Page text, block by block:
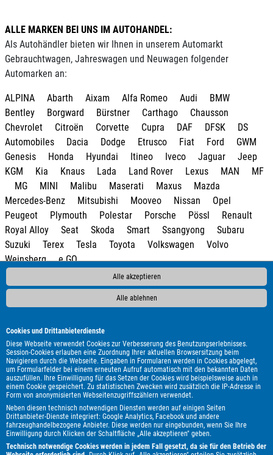
Alle akzeptieren
Alle ablehnen
Cookies und Drittanbieterdienste
Diese Webseite verwendet Cookies zur Verbesserung des Benutzungserlebnisses.
Session-Cookies erlauben eine Zuordnung Ihrer aktuellen Browsersitzung beim
Navigieren durch die Webseite. Eingaben in Formularen werden in Cookies abgelegt,
um Formularfelder bei einem erneuten Aufruf automatisch mit den bekannten Daten
auszufüllen. Ihre Einwilligung für das Setzen der Cookies wird beispielsweise auch in
einem Cookie gespeichert. Zu statistischen Zwecken wird zusätzlich die IP-Adresse in
Form von anonymisierten Webseitenzugriffszählern verwendet.
Neben diesen technisch notwendigen Diensten werden auf einigen Seiten
Drittanbieter-Dienste integriert: Google Analytics, Facebook und andere
fahrzeughandelbezogene Anbieter. Diese werden nur eingebunden, wenn Sie Ihre
Einwilligung durch Klicken der Schaltfläche „Alle akzeptieren" geben.
Technisch notwendige Cookies werden in jedem Fall gesetzt, da sie für den Betrieb der
ALLE MARKEN BEI UNS IM AUTOHANDEL:
Als Autohändler bieten wir Ihnen in unserem Automarkt
Gebrauchtwagen, Jahreswagen und Neuwagen folgender
Automarken an:
ALPINA Abarth Aixam Alfa Romeo Audi
BMW
Bentley
Borgward Bürstner Carthago
Chausson
Chevrolet
Citroën Corvette Cupra DAF DFSK
DS
Automobiles
Dacia Dodge Etrusco Fiat Ford
GWM
Genesis
Honda Hyundai Itineo Iveco Jaguar
Jeep
KGM
Kia Knaus Lada Land Rover Lexus MAN
MF
MG
MINI Malibu Maserati Maxus
Mazda
Mercedes-Benz
Mitsubishi Mooveo Nissan
Opel
Peugeot
Plymouth Polestar Porsche Pössl
Renault
Royal Alloy
Seat Skoda Smart Ssangyong
Subaru
Suzuki
Terex Tesla Toyota Volkswagen
Volvo
Weinsberg
e.GO